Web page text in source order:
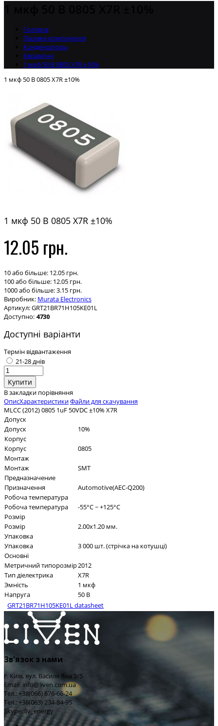
Головна
Пасивні компоненти
Конденсаторы
Керамічні
1 мкф 50 В 0805 X7R ±10%
1 мкф 50 В 0805 X7R ±10%
1 мкф 50 В 0805 X7R ±10%
12.05 грн.
10 або більше: 12.05 грн.
100 або більше: 12.05 грн.
1000 або більше: 3.15 грн.
Виробник: Murata Electronics
Артикул:GRT21BR71H105KE01L
Доступно: 4730
Доступні варіанти
Термін відвантаження
21-28 днів
В закладки порівняння
ОписХарактеристикиФайли для скачування
MLCC (2012) 0805 1uF 50VDC ±10% X7R
Допуск
Допуск
10%
Корпус
Корпус
0805
Монтаж
Монтаж
SMT
Предназначение
Призначення
Automotive(AEC-Q200)
Робоча температура
Робоча температура
-55°C ~ +125°C
Розмір
Розмір
2.00x1.20 мм.
Упаковка
Упаковка
3 000 шт. (стрічка на котушці)
Основні
Метричний типорозмір2012
Тип діелектрика
X7R
Эмність
1 мкф
Напруга
50 В
GRT21BR71H105KE01L datasheet
Зв'язок з нами
г. Київ, вул. Василя Яна 3/5
Email: info@liven.com.ua
Тел.: +38(066) 676-66-24
Тел.: +38(063) 234-84-95
Skype: liv_energy